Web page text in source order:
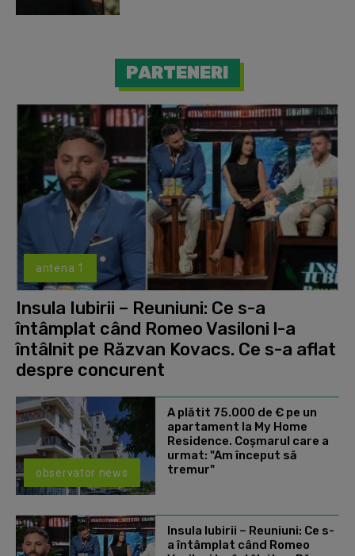
PARTENERI
antena 1
Insula Iubirii – Reuniuni: Ce s-a
întâmplat când Romeo Vasiloni l-a
întâlnit pe Răzvan Kovacs. Ce s-a aflat
despre concurent
observator news
A plătit 75.000 de € pe un
apartament la My Home
Residence. Coşmarul care a
urmat: "Am început să
tremur"
Insula Iubirii – Reuniuni: Ce s-
a întâmplat când Romeo